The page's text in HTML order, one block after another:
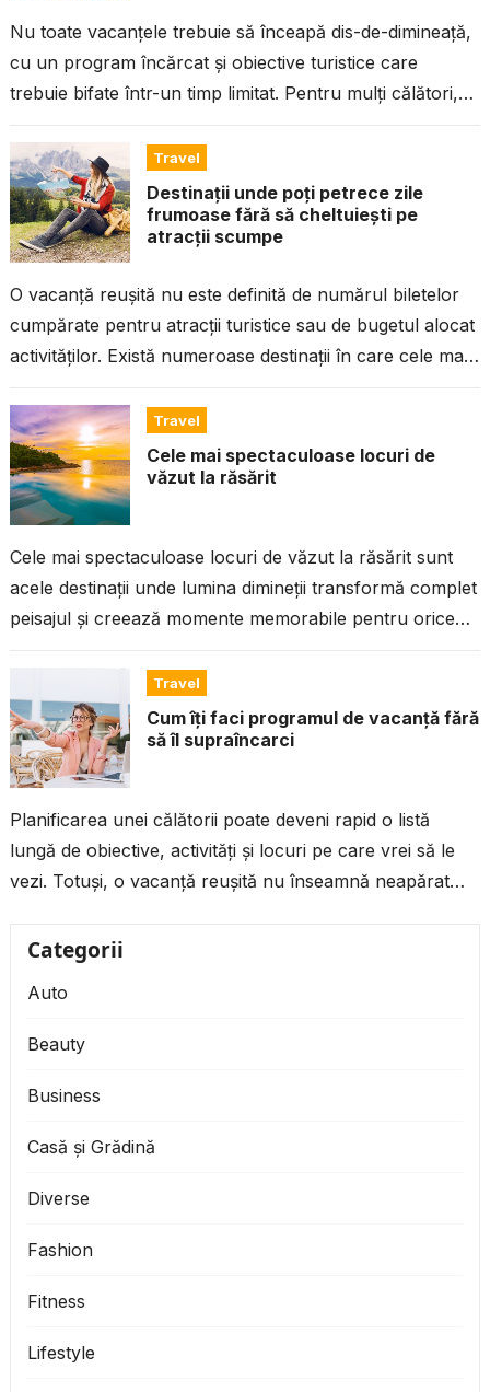
Nu toate vacanțele trebuie să înceapă dis-de-dimineață,
cu un program încărcat și obiective turistice care
trebuie bifate într-un timp limitat. Pentru mulți călători,
Travel
Destinații unde poți petrece zile
frumoase fără să cheltuiești pe
atracții scumpe
O vacanță reușită nu este definită de numărul biletelor
cumpărate pentru atracții turistice sau de bugetul alocat
activităților. Există numeroase destinații în care cele mai
Travel
Cele mai spectaculoase locuri de
văzut la răsărit
Cele mai spectaculoase locuri de văzut la răsărit sunt
acele destinații unde lumina dimineții transformă complet
peisajul și creează momente memorabile pentru orice
Travel
Cum îți faci programul de vacanță fără
să îl supraîncarci
Planificarea unei călătorii poate deveni rapid o listă
lungă de obiective, activități și locuri pe care vrei să le
vezi. Totuși, o vacanță reușită nu înseamnă neapărat
Categorii
Auto
Beauty
Business
Casă și Grădină
Diverse
Fashion
Fitness
Lifestyle